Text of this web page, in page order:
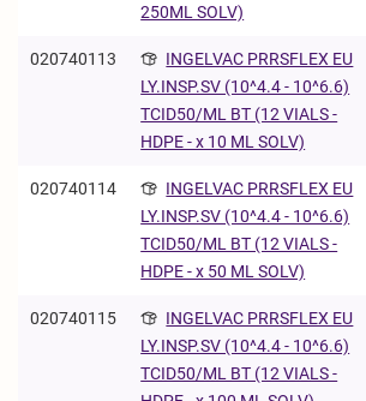
250ML SOLV)
020740113
INGELVAC PRRSFLEX EU
LY.INSP.SV (10^4.4 - 10^6.6)
TCID50/ML BT (12 VIALS -
HDPE - x 10 ML SOLV)
020740114
INGELVAC PRRSFLEX EU
LY.INSP.SV (10^4.4 - 10^6.6)
TCID50/ML BT (12 VIALS -
HDPE - x 50 ML SOLV)
020740115
INGELVAC PRRSFLEX EU
LY.INSP.SV (10^4.4 - 10^6.6)
TCID50/ML BT (12 VIALS -